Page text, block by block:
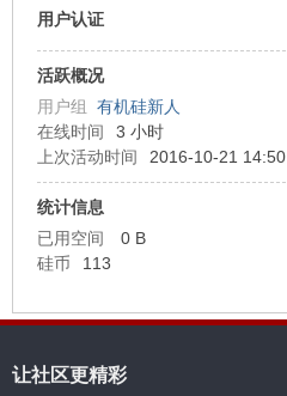
用户认证
活跃概况
用户组 有机硅新人
在线时间
3 小时
上次活动时间
2016-10-21 14:50
统计信息
已用空间
0 B
硅币
113
让社区更精彩